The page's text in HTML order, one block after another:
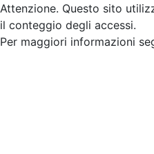
Attenzione. Questo sito
il conteggio degli accessi.
Per maggiori informazioni